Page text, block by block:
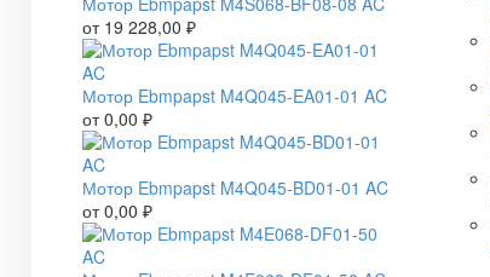
от 19 228,00 ₽
Мотор Ebmpapst M4Q045-EA01-01 AC
от0,00 ₽
Мотор Ebmpapst M4Q045-BD01-01 AC
от0,00 ₽